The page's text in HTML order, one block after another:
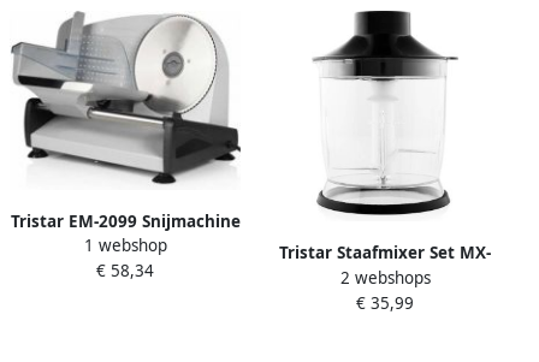
Tritan Zwart
Keukenrobot 6
programma's 700 Watt
Tristar EM-2099 Snijmachine
150W RVS snijblad snijdikte
tot 15mm Antislip voetjes
1 webshop
€ 58,34
Tristar Staafmixer Set MX-
4829 4-in-1 Staafmixer
Inclusief Garde Hakmolen
2 webshops
€ 35,99